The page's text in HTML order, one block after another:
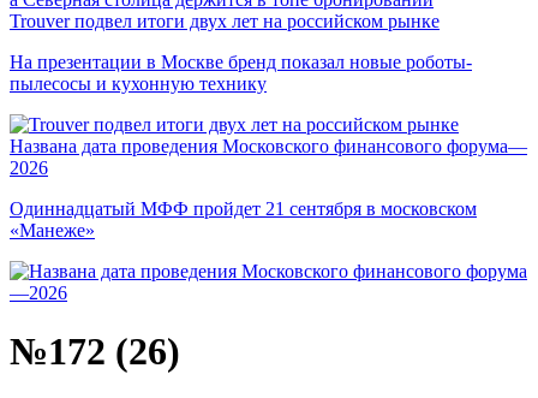
Trouver подвел итоги двух лет на российском рынке
На презентации в Москве бренд показал новые роботы-
пылесосы и кухонную технику
Названа дата проведения Московского финансового форума—
2026
Одиннадцатый МФФ пройдет 21 сентября в московском
«Манеже»
№172 (26)